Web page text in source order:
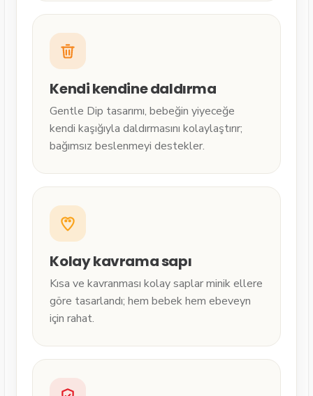
Kendi kendine daldırma
Gentle Dip tasarımı, bebeğin yiyeceğe
kendi kaşığıyla daldırmasını kolaylaştırır;
bağımsız beslenmeyi destekler.
Kolay kavrama sapı
Kısa ve kavranması kolay saplar minik ellere
göre tasarlandı; hem bebek hem ebeveyn
için rahat.